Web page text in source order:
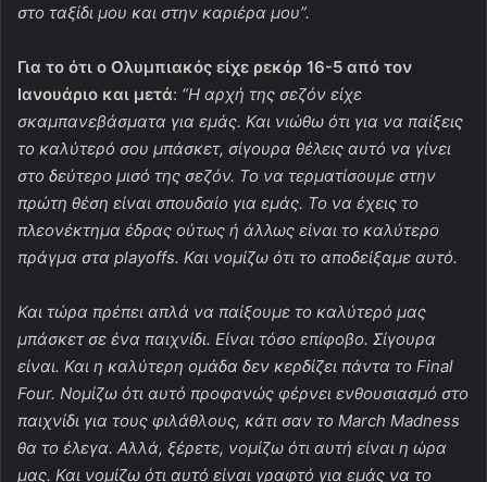
στο ταξίδι μου και στην καριέρα μου”.
Για το ότι ο Ολυμπιακός είχε ρεκόρ 16-5 από τον
Ιανουάριο και μετά: “Η αρχή της σεζόν είχε
σκαμπανεβάσματα για εμάς. Και νιώθω ότι για να παίξεις
το καλύτερό σου μπάσκετ, σίγουρα θέλεις αυτό να γίνει
στο δεύτερο μισό της σεζόν. Το να τερματίσουμε στην
πρώτη θέση είναι σπουδαίο για εμάς. Το να έχεις το
πλεονέκτημα έδρας ούτως ή άλλως είναι το καλύτερο
πράγμα στα playoffs. Και νομίζω ότι το αποδείξαμε αυτό.
Και τώρα πρέπει απλά να παίξουμε το καλύτερό μας
μπάσκετ σε ένα παιχνίδι. Είναι τόσο επίφοβο. Σίγουρα
είναι. Και η καλύτερη ομάδα δεν κερδίζει πάντα το Final
Four. Νομίζω ότι αυτό προφανώς φέρνει ενθουσιασμό στο
παιχνίδι για τους φιλάθλους, κάτι σαν το March Madness
θα το έλεγα. Αλλά, ξέρετε, νομίζω ότι αυτή είναι η ώρα
μας. Και νομίζω ότι αυτό είναι γραφτό για εμάς να το